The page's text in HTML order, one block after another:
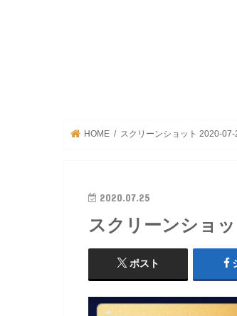
HOME スクリーンショット 2020-
2020.07.25
スクリーンショ
ポスト